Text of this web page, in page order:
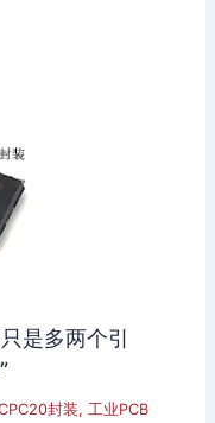
是多两个引
封装,工业PCB